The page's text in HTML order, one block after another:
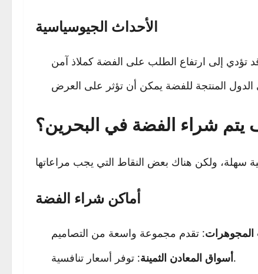
الأحداث الجيوسياسية
يتم شراء الفضة في البحرين؟
أماكن شراء الفضة
أسواق المعادن الثمينة: توفر أسعار تنافسية.